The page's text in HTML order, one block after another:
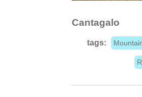
Cantagalo
tags: